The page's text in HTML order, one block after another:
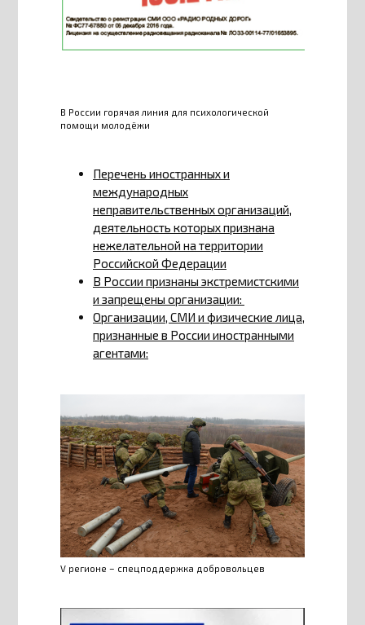
В России горячая линия для психологической
помощи молодёжи
Перечень иностранных и
международных
неправительственных организаций,
деятельность которых признана
нежелательной на территории
Российской Федерации
В России признаны экстремистскими
и запрещены организации:
Организации, СМИ и физические лица,
признанные в России иностранными
агентами:
V регионе – спецподдержка добровольцев